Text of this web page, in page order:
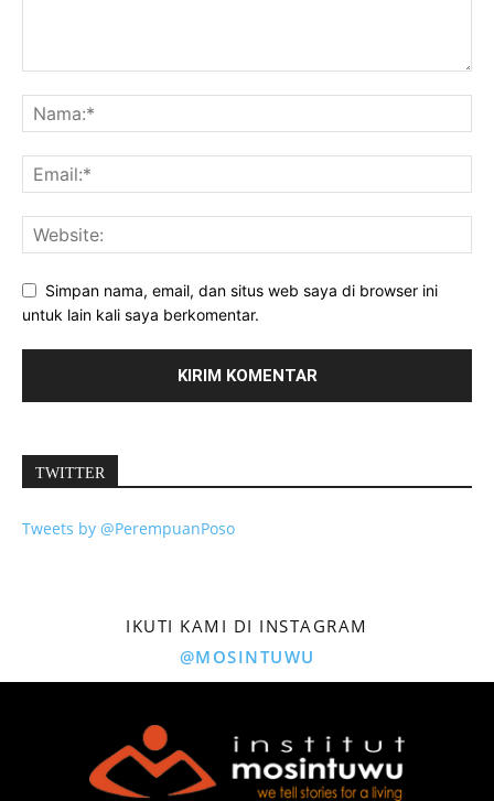
Simpan nama, email, dan situs web saya di browser ini
untuk lain kali saya berkomentar.
TWITTER
Tweets by @PerempuanPoso
IKUTI KAMI DI INSTAGRAM
@MOSINTUWU